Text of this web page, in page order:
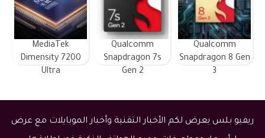
Qualcomm
Snapdragon 8 Gen
3
Qualcomm
Snapdragon 7s
Gen 2
MediaTek
Dimensity 7200
Ultra
ريفيو بلس يعرض لكم الأخبار التقنية وأخبار الموبايلات مع عرض